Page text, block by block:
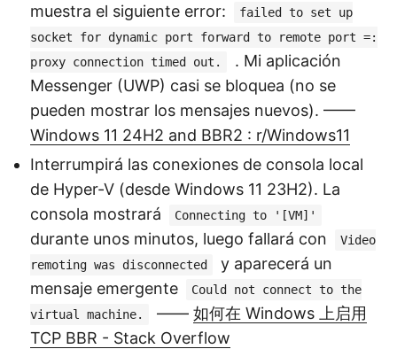
muestra el siguiente error:
failed to set up
socket for dynamic port forward to remote port =:
proxy connection timed out.
. Mi aplicación
Messenger (UWP) casi se bloquea (no se
pueden mostrar los mensajes nuevos). ——
Windows 11 24H2 and BBR2 : r/Windows11
Interrumpirá las conexiones de consola local
de Hyper-V (desde Windows 11 23H2). La
consola mostrará
Connecting to '[VM]'
durante unos minutos, luego fallará con
Video
remoting was disconnected
y aparecerá un
mensaje emergente
Could not connect to the
virtual machine.
—— 如何在 Windows 上启用
TCP BBR - Stack Overflow